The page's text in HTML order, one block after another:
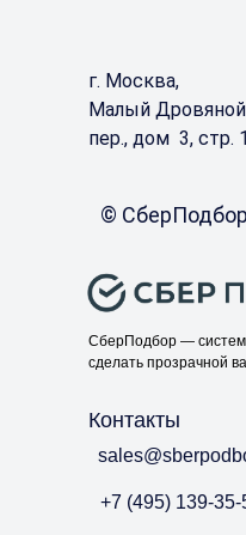
©
г. Москва,
Малый Дровяной
пер., дом 3, стр. 1
Контакты
+7 (495) 139-35-
СберПодбор —
сделать прозрачной